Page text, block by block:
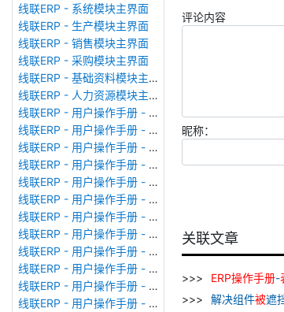
线联ERP - 系统模块主界面
线联ERP - 生产模块主界面
线联ERP - 销售模块主界面
线联ERP - 采购模块主界面
线联ERP - 基础资料模块主界面
线联ERP - 人力资源模块主界面
线联ERP - 用户操作手册 - 个人考勤报表（横向）
线联ERP - 用户操作手册 - 部门考勤报表
线联ERP - 用户操作手册 - 个人考勤报表
线联ERP - 用户操作手册 - 考勤计算
线联ERP - 用户操作手册 - 节假日管理
线联ERP - 用户操作手册 - 请假管理
线联ERP - 用户操作手册 - 补卡管理
线联ERP - 用户操作手册 - 考勤设备管理
线联ERP - 用户操作手册 - 考勤参数配置
线联ERP - 用户操作手册 - 考勤设备绑定
线联ERP - 用户操作手册 - 员工档案
线联ERP - 用户操作手册 - 班次管理
评论内容
昵称：
关联文章
ERP操作手册-
解决组件被遮